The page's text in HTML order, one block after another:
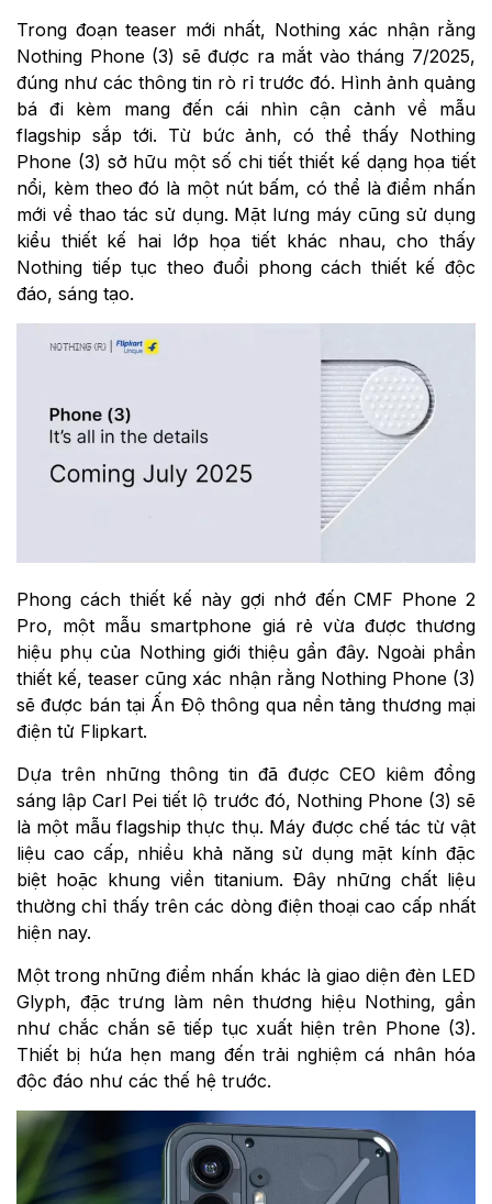
Trong đoạn teaser mới nhất, Nothing xác nhận rằng
Nothing Phone (3) sẽ được ra mắt vào tháng 7/2025,
đúng như các thông tin rò rỉ trước đó. Hình ảnh quảng
bá đi kèm mang đến cái nhìn cận cảnh về mẫu
flagship sắp tới. Từ bức ảnh, có thể thấy Nothing
Phone (3) sở hữu một số chi tiết thiết kế dạng họa tiết
nổi, kèm theo đó là một nút bấm, có thể là điểm nhấn
mới về thao tác sử dụng. Mặt lưng máy cũng sử dụng
kiểu thiết kế hai lớp họa tiết khác nhau, cho thấy
Nothing tiếp tục theo đuổi phong cách thiết kế độc
đáo, sáng tạo.
Phong cách thiết kế này gợi nhớ đến CMF Phone 2
Pro, một mẫu smartphone giá rẻ vừa được thương
hiệu phụ của Nothing giới thiệu gần đây. Ngoài phần
thiết kế, teaser cũng xác nhận rằng Nothing Phone (3)
sẽ được bán tại Ấn Độ thông qua nền tảng thương mại
điện tử Flipkart.
Dựa trên những thông tin đã được CEO kiêm đồng
sáng lập Carl Pei tiết lộ trước đó, Nothing Phone (3) sẽ
là một mẫu flagship thực thụ. Máy được chế tác từ vật
liệu cao cấp, nhiều khả năng sử dụng mặt kính đặc
biệt hoặc khung viền titanium. Đây những chất liệu
thường chỉ thấy trên các dòng điện thoại cao cấp nhất
hiện nay.
Một trong những điểm nhấn khác là giao diện đèn LED
Glyph, đặc trưng làm nên thương hiệu Nothing, gần
như chắc chắn sẽ tiếp tục xuất hiện trên Phone (3).
Thiết bị hứa hẹn mang đến trải nghiệm cá nhân hóa
độc đáo như các thế hệ trước.